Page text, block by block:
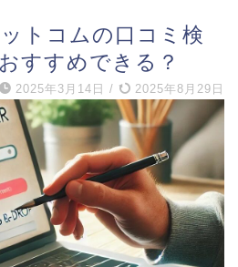
トコムの口コミ検
すすめできる？
2025年3月14日 / 2025年8月29日